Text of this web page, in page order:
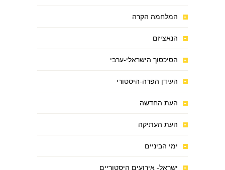
המלחמה הקרה
הנאציזם
הסיכסוך הישראלי-ערבי
העידן הפרה-היסטורי
העת החדשה
העת העתיקה
ימי הביניים
ישראל- אירועים היסטוריים